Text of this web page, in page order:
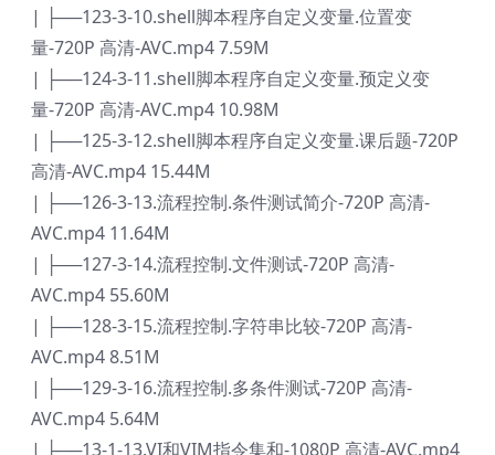
| ├──123-3-10.shell脚本程序自定义变量.位置变
量-720P 高清-AVC.mp4 7.59M
| ├──124-3-11.shell脚本程序自定义变量.预定义变
量-720P 高清-AVC.mp4 10.98M
| ├──125-3-12.shell脚本程序自定义变量.课后题-720P
高清-AVC.mp4 15.44M
| ├──126-3-13.流程控制.条件测试简介-720P 高清-
AVC.mp4 11.64M
| ├──127-3-14.流程控制.文件测试-720P 高清-
AVC.mp4 55.60M
| ├──128-3-15.流程控制.字符串比较-720P 高清-
AVC.mp4 8.51M
| ├──129-3-16.流程控制.多条件测试-720P 高清-
AVC.mp4 5.64M
| ├──13-1-13.VI和VIM指令集和-1080P 高清-AVC.mp4